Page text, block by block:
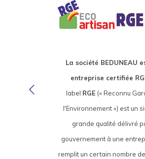
La société BEDUNEAU
entreprise certifiée
label RGE(« Reconnu
l'Environnement ») est un
grande qualité délivré
gouvernement à une
remplit un certain nombre